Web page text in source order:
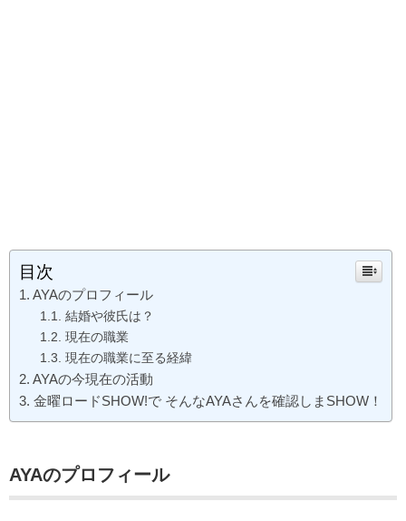
目次
AYAのプロフィール
結婚や彼氏は？
現在の職業
現在の職業に至る経緯
AYAの今現在の活動
金曜ロードSHOW!で そんなAYAさんを確認しまSHOW！
AYAのプロフィール